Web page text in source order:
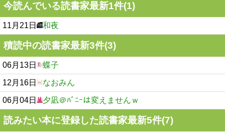
今読んでいる読書家最新1件(1)
11月21日 和夜
積読中の読書家最新3件(3)
06月13日 蝶子
12月16日 なおみん
06月04日 夕凪＠ﾊﾞﾆｰは変えませんｗ
読みたい本に登録した読書家最新5件(7)